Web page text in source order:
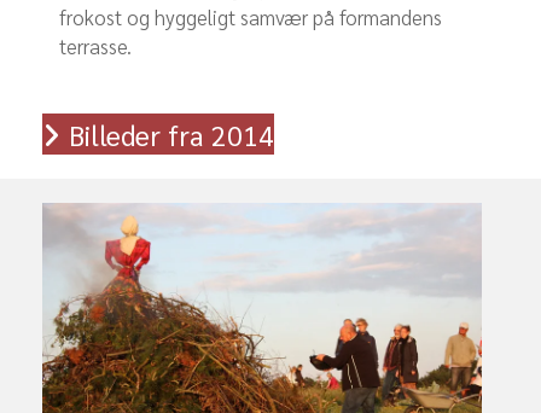
frokost og hyggeligt samvær på formandens
terrasse.
Billeder fra 2014